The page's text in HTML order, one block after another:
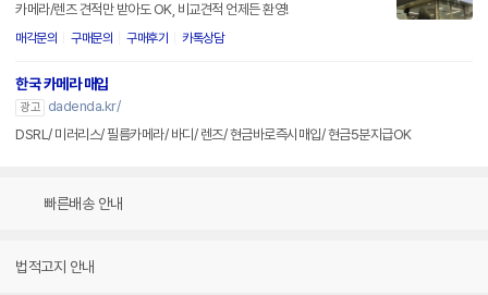
카메라/렌즈 견적만 받아도 OK, 비교견적 언제든 환영!
매각문의 구매문의 구매후기 카톡상담
한국 카메라 매입
광고
dadenda.kr/
DSRL/ 미러리스/ 필름카메라/ 바디/ 렌즈/ 현금바로즉시매입/ 현금5분지급OK
빠른배송 안내
법적고지 안내